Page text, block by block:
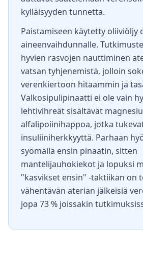
kylläisyyden tunnetta.
Paistamiseen käytetty oliiviöljy
aineenvaihdunnalle.
hyvien rasvojen nauttiminen
vatsan tyhjenemistä, jolloin
verenkiertoon hitaammin ja
Valkosipulipinaatti ei ole vain
lehtivihreät sisältävät
alfalipoiinihappoa, jotka
insuliiniherkkyyttä. Parhaan
syömällä ensin pinaatin, sitten
mantelijauhokiekot ja lopuksi
"kasvikset ensin" -taktiikan on
vähentävän aterian jälkeisiä
jopa 73 % joissakin